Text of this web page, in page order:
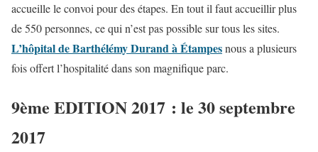
accueille le convoi pour des étapes. En tout il faut accueillir plus
de 550 personnes, ce qui n’est pas possible sur tous les sites.
L’hôpital de Barthélémy Durand à Étampesnous a plusieurs
fois offert l’hospitalité dans son magnifique parc.
9ème EDITION 2017 : le 30 septembre
2017